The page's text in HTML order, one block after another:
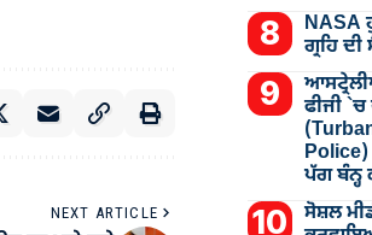
NEXT ARTICLE
NASA
ਗ੍ਰਹਿ
ਫੀਜੀ
Police)
ਪੱਗ ਬੰਨ੍ਹ
ਸੋਸ਼ਲ